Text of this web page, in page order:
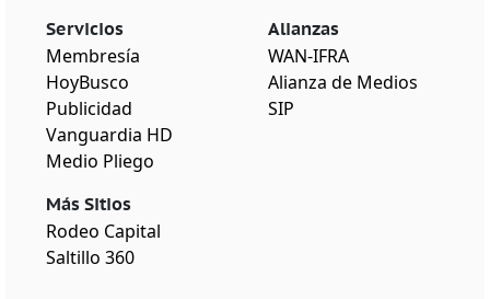
Servicios
Membresía
HoyBusco
Publicidad
Vanguardia HD
Medio Pliego
Más Sitios
Rodeo Capital
Saltillo 360
Alianzas
WAN-IFRA
Alianza de Medios
SIP